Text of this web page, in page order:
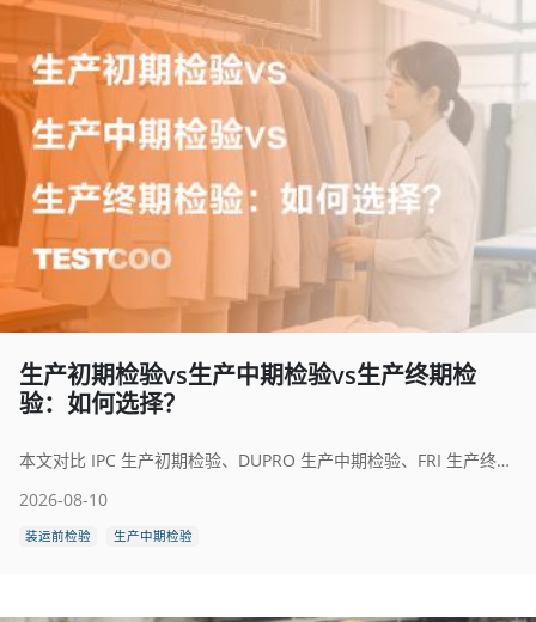
生产初期检验vs生产中期检验vs生产终期检
验：如何选择？
本文对比 IPC 生产初期检验、DUPRO 生产中期检验、FRI 生产终期检验的差异，分析不同订单场景最优验货时机，讲解组合验货策略，帮助外贸采购平衡验货成本与质量风险，规避海外退货与索赔。
2026-08-10
装运前检验 生产中期检验